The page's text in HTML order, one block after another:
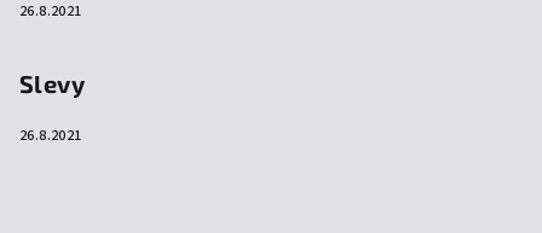
26.8.2021
Slevy
26.8.2021